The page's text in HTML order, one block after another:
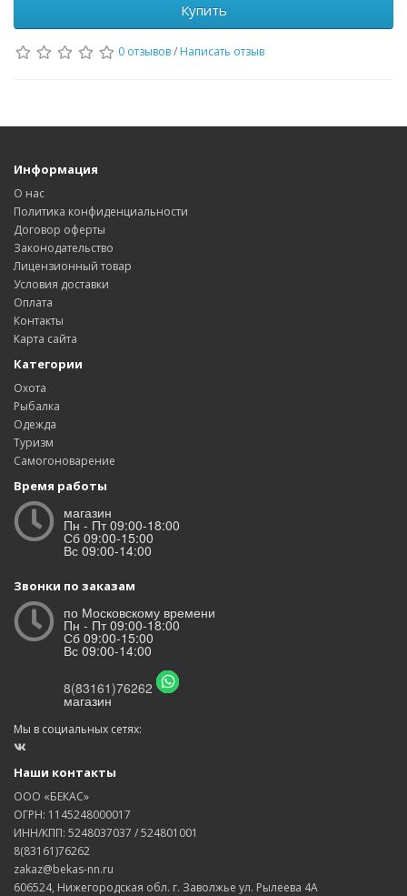
Купить
0 отзывов/ Написать отзыв
Информация
О нас
Политика конфиденциальности
Договор оферты
Законодательство
Лицензионный товар
Условия доставки
Оплата
Контакты
Карта сайта
Категории
Охота
Рыбалка
Одежда
Туризм
Самогоноварение
Время работы
магазин
Пн - Пт 09:00-18:00
Сб 09:00-15:00
Вс 09:00-14:00
Звонки по заказам
по Московскому времени
Пн - Пт 09:00-18:00
Сб 09:00-15:00
Вс 09:00-14:00
8(83161)76262
магазин
Мы в социальных сетях:
Наши контакты
ООО «БЕКАС»
ОГРН: 1145248000017
ИНН/КПП: 5248037037 / 524801001
8(83161)76262
zakaz@bekas-nn.ru
606524, Нижегородская обл. г. Заволжье ул. Рылеева 4А